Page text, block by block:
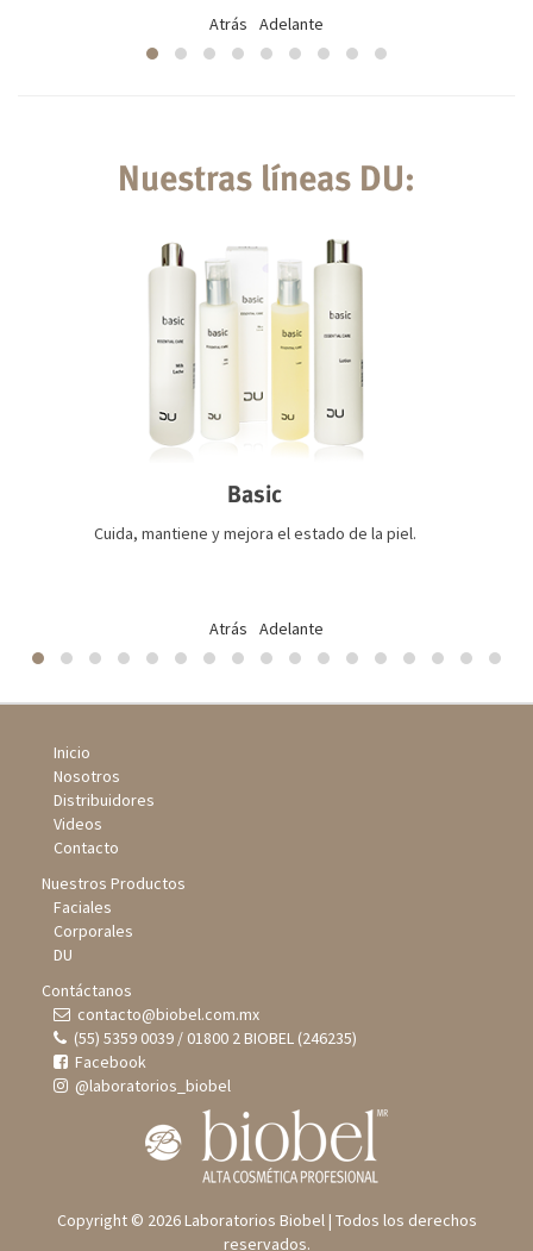
Atrás Adelante
Nuestras líneas DU:
Basic
Cuida, mantiene y mejora el estado de la piel.
Atrás Adelante
Inicio
Nosotros
Distribuidores
Videos
Contacto
Nuestros Productos
Faciales
Corporales
DU
Contáctanos
contacto@biobel.com.mx
(55) 5359 0039 / 01800 2 BIOBEL (246235)
Facebook
@laboratorios_biobel
Copyright © 2026 Laboratorios Biobel | Todos los derechos
reservados.